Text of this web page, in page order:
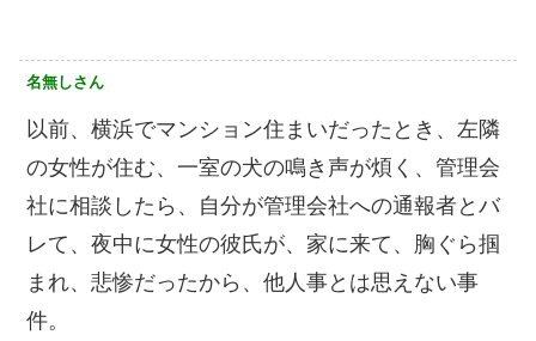
名無しさん
以前、横浜でマンション住まいだったとき、左隣
の女性が住む、一室の犬の鳴き声が煩く、管理会
社に相談したら、自分が管理会社への通報者とバ
レて、夜中に女性の彼氏が、家に来て、胸ぐら掴
まれ、悲惨だったから、他人事とは思えない事
件。